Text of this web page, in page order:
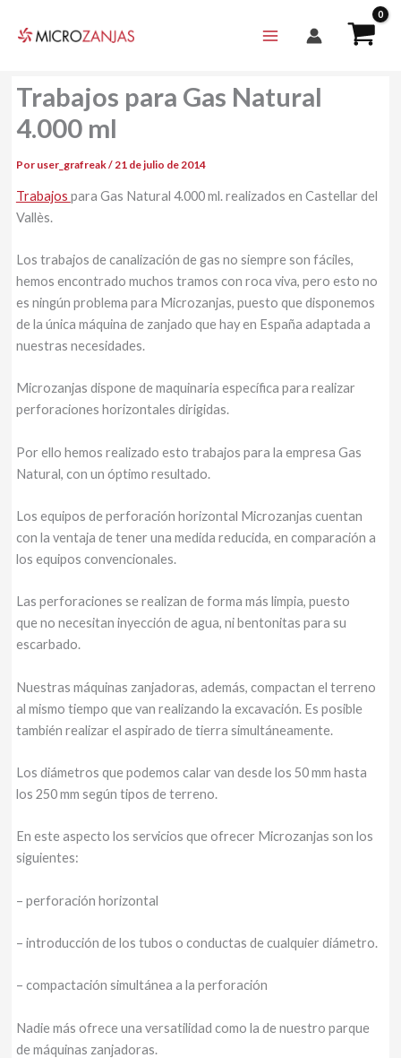
Trabajos para Gas Natural
4.000 ml
Por user_grafreak/21 de julio de 2014
Trabajos para Gas Natural 4.000 ml. realizados en Castellar del
Vallès.
Los trabajos de canalización de gas no siempre son fáciles,
hemos encontrado muchos tramos con roca viva, pero esto no
es ningún problema para Microzanjas, puesto que disponemos
de la única máquina de zanjado que hay en España adaptada a
nuestras necesidades.
Microzanjas dispone de maquinaria específica para realizar
perforaciones horizontales dirigidas.
Por ello hemos realizado esto trabajos para la empresa Gas
Natural, con un óptimo resultado.
Los equipos de perforación horizontal Microzanjas cuentan
con la ventaja de tener una medida reducida, en comparación a
los equipos convencionales.
Las perforaciones se realizan de forma más limpia, puesto
que no necesitan inyección de agua, ni bentonitas para su
escarbado.
Nuestras máquinas zanjadoras, además, compactan el terreno
al mismo tiempo que van realizando la excavación. Es posible
también realizar el aspirado de tierra simultáneamente.
Los diámetros que podemos calar van desde los 50 mm hasta
los 250 mm según tipos de terreno.
En este aspecto los servicios que ofrecer Microzanjas son los
siguientes:
– perforación horizontal
– introducción de los tubos o conductas de cualquier diámetro.
– compactación simultánea a la perforación
Nadie más ofrece una versatilidad como la de nuestro parque
de máquinas zanjadoras.